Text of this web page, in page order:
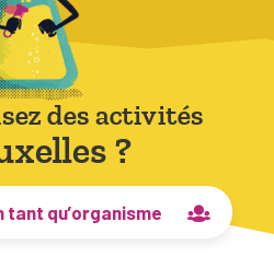
des activités
?
qu’organisme